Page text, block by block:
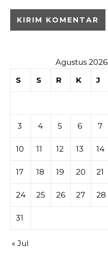
Agustus 2026
S
S R K J
3 4 5 6 7
10 11 12 13 14
17 18 19 20 21
24 25 26 27 28
31
« Jul